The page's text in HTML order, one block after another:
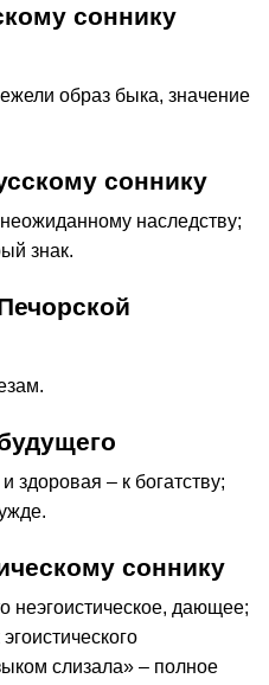
соннику
образ быка, значение
соннику
наследству;
знак.
здоровая – к богатству;
соннику
неэгоистическое, дающее;
слизала» – полное